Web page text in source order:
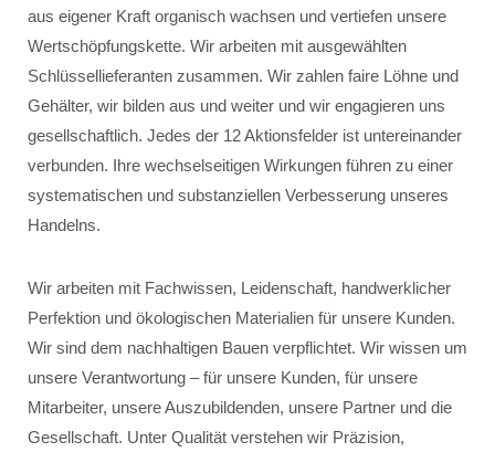
aus eigener Kraft organisch wachsen und vertiefen unsere
Wertschöpfungskette. Wir arbeiten mit ausgewählten
Schlüssellieferanten zusammen. Wir zahlen faire Löhne und
Gehälter, wir bilden aus und weiter und wir engagieren uns
gesellschaftlich. Jedes der 12 Aktionsfelder ist untereinander
verbunden. Ihre wechselseitigen Wirkungen führen zu einer
systematischen und substanziellen Verbesserung unseres
Handelns.
Wir arbeiten mit Fachwissen, Leidenschaft, handwerklicher
Perfektion und ökologischen Materialien für unsere Kunden.
Wir sind dem nachhaltigen Bauen verpflichtet. Wir wissen um
unsere Verantwortung – für unsere Kunden, für unsere
Mitarbeiter, unsere Auszubildenden, unsere Partner und die
Gesellschaft. Unter Qualität verstehen wir Präzision,